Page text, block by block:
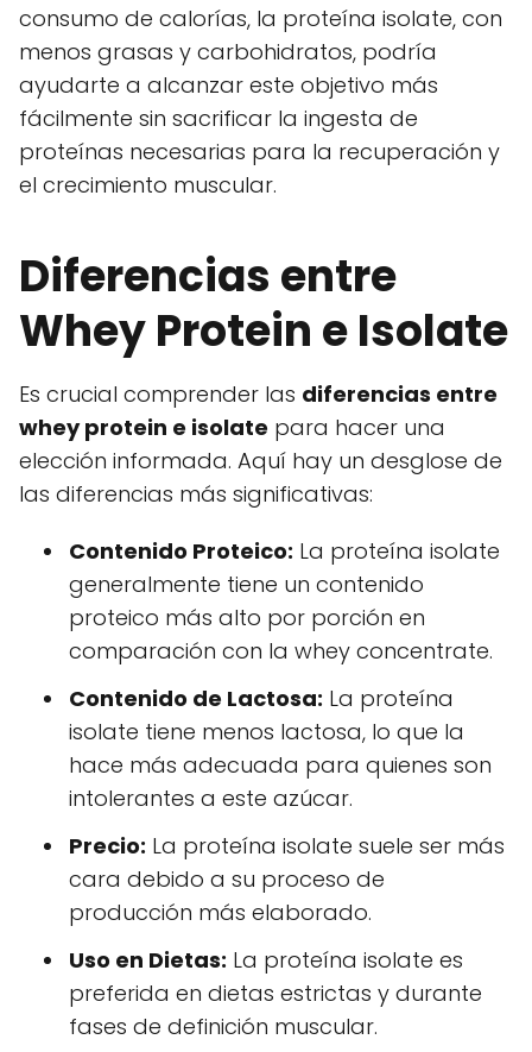
consumo de calorías, la proteína isolate, con
menos grasas y carbohidratos, podría
ayudarte a alcanzar este objetivo más
fácilmente sin sacrificar la ingesta de
proteínas necesarias para la recuperación y
el crecimiento muscular.
Diferencias entre
Whey Protein e Isolate
Es crucial comprender las diferencias entre
whey protein e isolate para hacer una
elección informada. Aquí hay un desglose de
las diferencias más significativas:
Contenido Proteico: La proteína isolate
generalmente tiene un contenido
proteico más alto por porción en
comparación con la whey concentrate.
Contenido de Lactosa: La proteína
isolate tiene menos lactosa, lo que la
hace más adecuada para quienes son
intolerantes a este azúcar.
Precio: La proteína isolate suele ser más
cara debido a su proceso de
producción más elaborado.
Uso en Dietas: La proteína isolate es
preferida en dietas estrictas y durante
fases de definición muscular.